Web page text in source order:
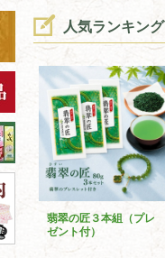
人気ランキング
翡翠の匠３本組（プレ
ゼント付）